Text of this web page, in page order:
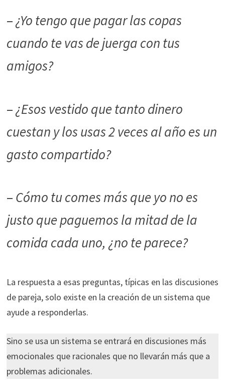
–¿Yo tengo que pagar las copas
cuando te vas de juerga con tus
amigos?
–¿Esos vestido que tanto dinero
cuestan y los usas 2 veces al año es un
gasto compartido?
– Cómo tu comes más que yo no es
justo que paguemos la mitad de la
comida cada uno, ¿no te parece?
La respuesta a esas preguntas, típicas en las discusiones
de pareja, solo existe en la creación de un sistema que
ayude a responderlas.
Sino se usa un sistema se entrará en discusiones más
emocionales que racionales que no llevarán más que a
problemas adicionales.